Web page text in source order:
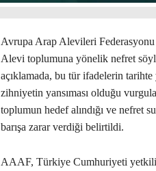
Avrupa Arap Alevileri
Alevi toplumuna yönelik nefret
açıklamada, bu tür ifadelerin
zihniyetin yansıması olduğu
toplumun hedef alındığı ve nefret
barışa zarar verdiği belirtildi.
AAAF, Türkiye Cumhuriyeti